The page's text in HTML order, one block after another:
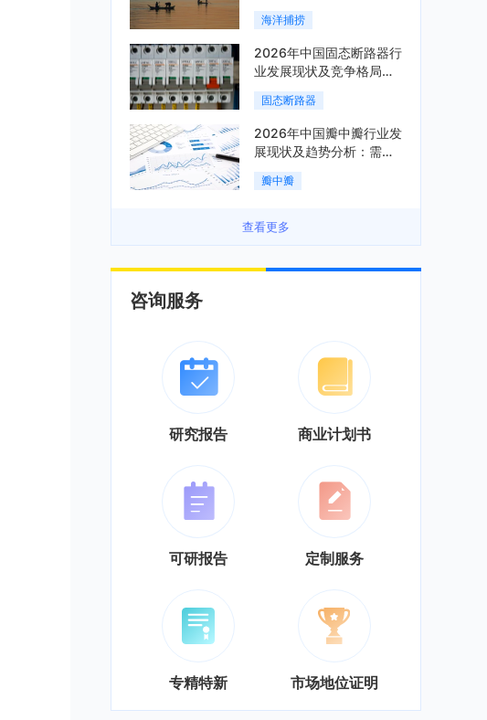
析：科技赋能与智能化转
型加速「图」
海洋捕捞
2026年中国固态断路器行
业发展现状及竞争格局分
析：国际巨头领跑技术，
国内企业加速追赶「图」
固态断路器
2026年中国瓣中瓣行业发
展现状及趋势分析：需求
可持续释放，市场发展前
景良好「图」
瓣中瓣
查看更多
咨询服务
研究报告 商业计划书
可研报告 定制服务
专精特新 市场地位证明